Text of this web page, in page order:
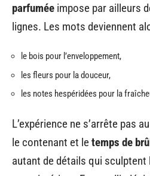
parfumée impose par ailleurs
lignes. Les mots deviennent
le bois pour l’enveloppement,
les fleurs pour la douceur,
les notes hespéridées pour la
L’expérience ne s’arrête pas
le contenant et letemps de
autant de détails qui sculptent